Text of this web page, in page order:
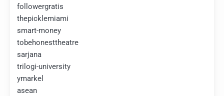
followergratis
thepicklemiami
smart-money
tobehonesttheatre
sarjana
trilogi-university
ymarkel
asean